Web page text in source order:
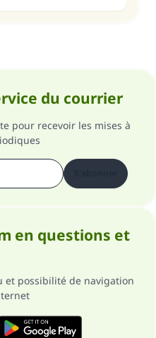
du courrier
pour recevoir les mises à
en questions et
et possibilité de navigation